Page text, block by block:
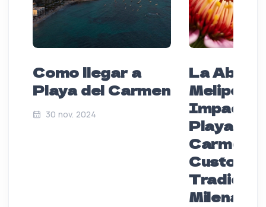
Como llegar a
Playa del Carmen
30 nov. 2024
La Abeja
Melipona
Impacto
Playa del
Carmen:
Tradición
Milenaria